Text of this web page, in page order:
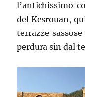
l’antichissimo
del Kesrouan,
terrazze
perdura sin dal